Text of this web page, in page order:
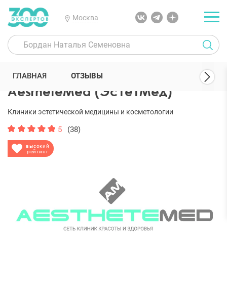
Москва
300 Экспертов Клиники Отзывы
AesrheteMed (ЭстетМед)
высокий
рейтинг
Клиники эстетической медицины и косметологии
5 (38)
ГЛАВНАЯ ОТЗЫВЫ